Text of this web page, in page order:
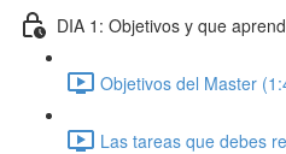
DIA 1: Objetivos y que
Objetivos del Master
Las tareas que debes